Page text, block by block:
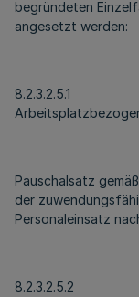
begründeten
angesetzt werden:
8.2.3.2.5.1
Pauschalsatz
der
Personaleinsatz
8.2.3.2.5.2